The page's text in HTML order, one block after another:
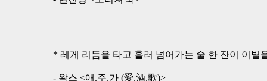
* 레게 리듬을 타고 흘러 넘어가는 술 한 잔이 이별
- 왁스 <애.주.가 (愛.酒.歌)>